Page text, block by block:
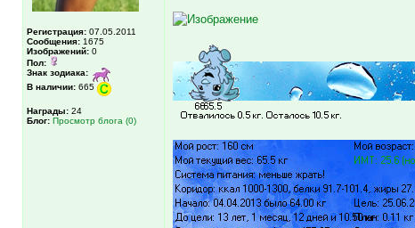
Регистрация: 07.05.2011
Сообщения: 1675
Изображений: 0
Пол:
Знак зодиака:
В наличии: 665
Награды: 24
Блог: Просмотр блога (0)